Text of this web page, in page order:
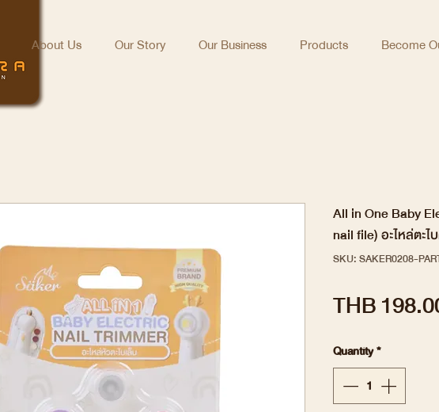
All in One Baby
nail file) อะไหล่ตะไ
SKU: SAKER0208-
THB
Quantity*
About Us Our Story Our Business Products Become